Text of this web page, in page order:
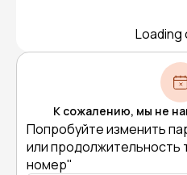
Loading
К сожалению, мы не
Попробуйте изменить
или продолжительность
номер"